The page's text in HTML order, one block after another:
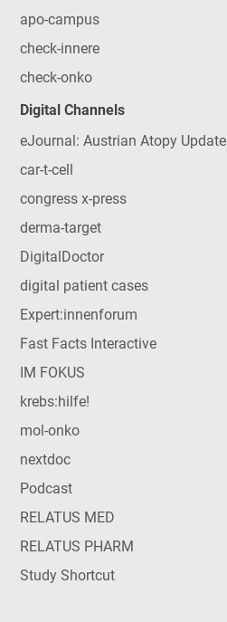
apo-campus
check-innere
check-onko
Digital Channels
eJournal: Austrian Atopy Update
car-t-cell
congress x-press
derma-target
DigitalDoctor
digital patient cases
Expert:innenforum
Fast Facts Interactive
IM FOKUS
krebs:hilfe!
mol-onko
nextdoc
Podcast
RELATUS MED
RELATUS PHARM
Study Shortcut